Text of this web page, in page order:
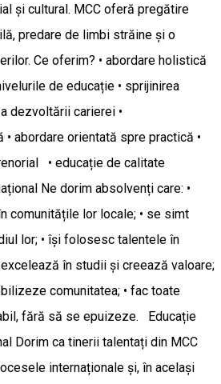
și cultural. MCC oferă pregătire
predare de limbi străine și o
Ce oferim? • abordare holistică
de educație • sprijinirea
dezvoltării carierei •
abordare orientată spre practică •
• educație de calitate
Ne dorim absolvenți care: •
comunitățile lor locale; • se simt
lor; • își folosesc talentele în
în studii și creează valoare;
comunitatea; • fac toate
fără să se epuizeze. Educație
Dorim ca tinerii talentați din MCC
internaționale și, în același